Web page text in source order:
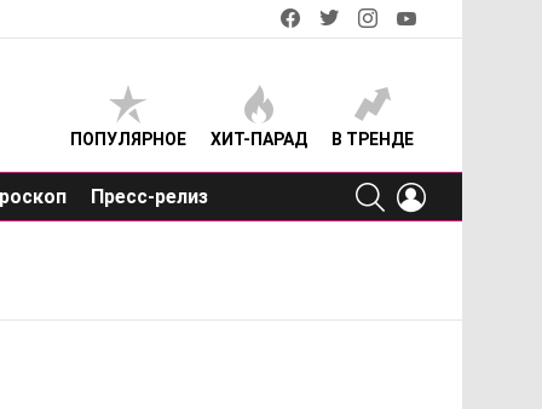
facebooktwitterinstagram
ПОПУЛЯРНОЕ ХИТ-ПАРАД В ТРЕНДЕ
Пресс-релиз
SEARCH